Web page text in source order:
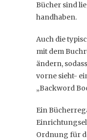
Bücher sind
handhaben.
Auch die
mit dem
ändern,
vorne sieht-
„Backword
Ein
Ordnung für